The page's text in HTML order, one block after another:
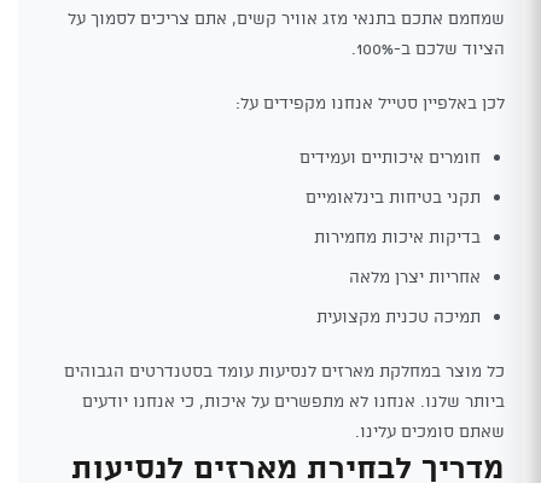
שמחמם אתכם בתנאי מזג אוויר קשים, אתם צריכים לסמוך על
הציוד שלכם ב-100%.
לכן באלפיין סטייל אנחנו מקפידים על:
חומרים איכותיים ועמידים
תקני בטיחות בינלאומיים
בדיקות איכות מחמירות
אחריות יצרן מלאה
תמיכה טכנית מקצועית
כל מוצר במחלקת מארזים לנסיעות עומד בסטנדרטים הגבוהים
ביותר שלנו. אנחנו לא מתפשרים על איכות, כי אנחנו יודעים
שאתם סומכים עלינו.
מדריך לבחירת מארזים לנסיעות